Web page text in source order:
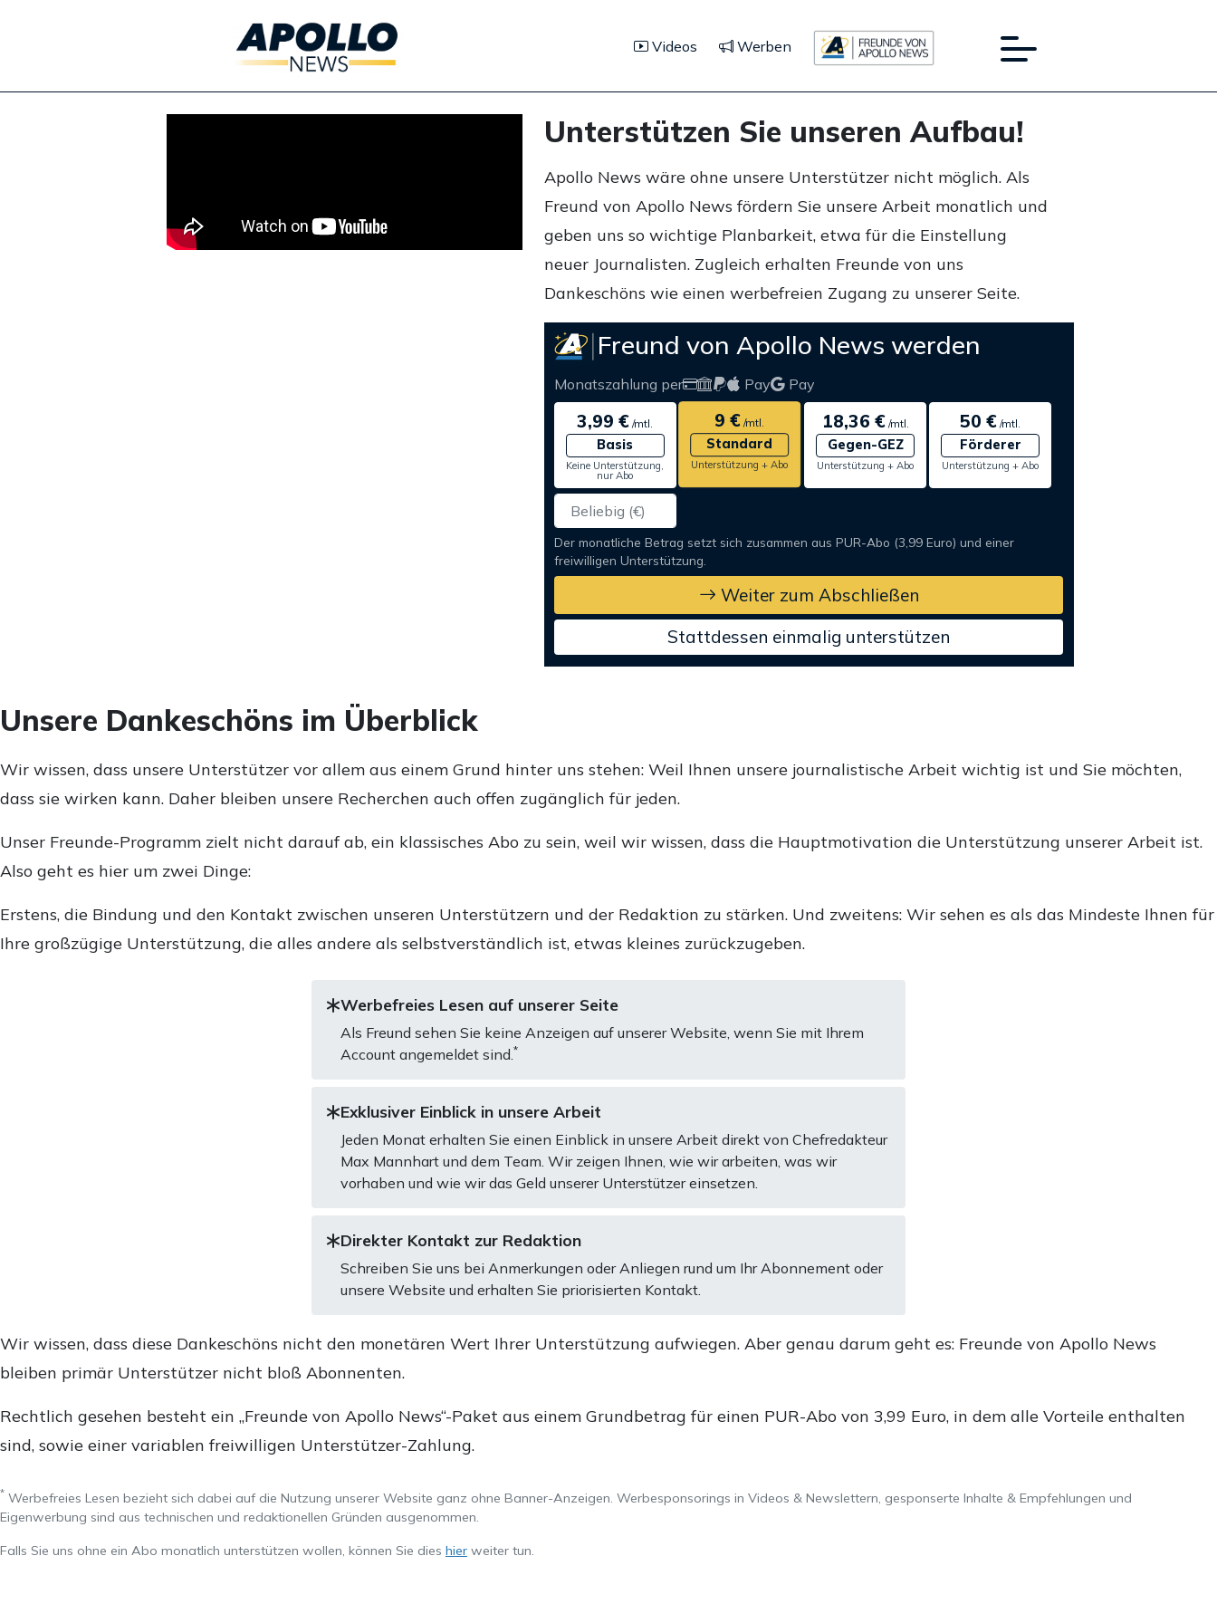
Videos Werben
Unterstützen Sie unseren Aufbau!
Apollo News wäre ohne unsere Unterstützer nicht möglich. Als
Freund von Apollo News fördern Sie unsere Arbeit monatlich und
geben uns so wichtige Planbarkeit, etwa für die Einstellung
neuer Journalisten. Zugleich erhalten Freunde von uns
Dankeschöns wie einen werbefreien Zugang zu unserer Seite.
Freund von Apollo News werden
Monatszahlung per Pay Pay
3,99 € /mtl.
Basis
Keine Unterstützung,
nur Abo
9 € /mtl.
Standard
Unterstützung + Abo
18,36 €/mtl.
Gegen-GEZ
Unterstützung + Abo
50 € /mtl.
Förderer
Unterstützung + Abo
Der monatliche Betrag setzt sich zusammen aus PUR-Abo (3,99 Euro) und einer
freiwilligen Unterstützung.
Weiter zum Abschließen
Stattdessen einmalig unterstützen
Unsere Dankeschöns im Überblick
Wir wissen, dass unsere Unterstützer vor allem aus einem Grund hinter uns stehen: Weil Ihnen unsere journalistische Arbeit wichtig ist und Sie möchten,
dass sie wirken kann. Daher bleiben unsere Recherchen auch offen zugänglich für jeden.
Unser Freunde-Programm zielt nicht darauf ab, ein klassisches Abo zu sein, weil wir wissen, dass die Hauptmotivation die Unterstützung unserer Arbeit ist.
Also geht es hier um zwei Dinge:
Erstens, die Bindung und den Kontakt zwischen unseren Unterstützern und der Redaktion zu stärken. Und zweitens: Wir sehen es als das Mindeste Ihnen für
Ihre großzügige Unterstützung, die alles andere als selbstverständlich ist, etwas kleines zurückzugeben.
Werbefreies Lesen auf unserer Seite
Als Freund sehen Sie keine Anzeigen auf unserer Website, wenn Sie mit Ihrem
Account angemeldet sind. *
Exklusiver Einblick in unsere Arbeit
Jeden Monat erhalten Sie einen Einblick in unsere Arbeit direkt von Chefredakteur
Max Mannhart und dem Team. Wir zeigen Ihnen, wie wir arbeiten, was wir
vorhaben und wie wir das Geld unserer Unterstützer einsetzen.
Direkter Kontakt zur Redaktion
Schreiben Sie uns bei Anmerkungen oder Anliegen rund um Ihr Abonnement oder
unsere Website und erhalten Sie priorisierten Kontakt.
Wir wissen, dass diese Dankeschöns nicht den monetären Wert Ihrer Unterstützung aufwiegen. Aber genau darum geht es: Freunde von Apollo News
bleiben primär Unterstützer nicht bloß Abonnenten.
Rechtlich gesehen besteht ein „Freunde von Apollo News“-Paket aus einem Grundbetrag für einen PUR-Abo von 3,99 Euro, in dem alle Vorteile enthalten
sind, sowie einer variablen freiwilligen Unterstützer-Zahlung.
* Werbefreies Lesen bezieht sich dabei auf die Nutzung unserer Website ganz ohne Banner-Anzeigen. Werbesponsorings in Videos & Newslettern, gesponserte Inhalte & Empfehlungen und
Eigenwerbung sind aus technischen und redaktionellen Gründen ausgenommen.
Falls Sie uns ohne ein Abo monatlich unterstützen wollen, können Sie dies hier weiter tun.